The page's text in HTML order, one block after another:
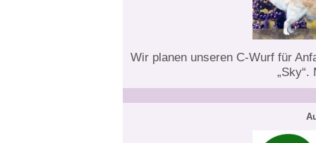
Wir planen unseren C-Wurf für
„Sky“.